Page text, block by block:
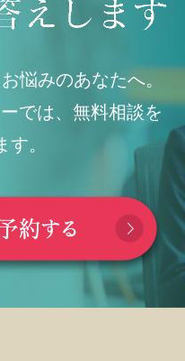
悩みのあなたへ。
では、無料相談を
。